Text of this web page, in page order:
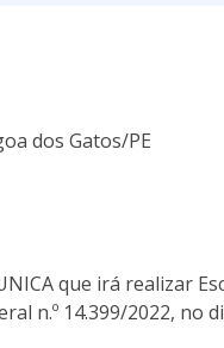
dos Gatos/PE
que irá realizar
n.º 14.399/2022, no